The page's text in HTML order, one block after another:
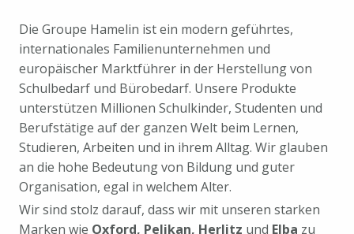
Die Groupe Hamelin ist ein modern geführtes,
internationales Familienunternehmen und
europäischer Marktführer in der Herstellung von
Schulbedarf und Bürobedarf. Unsere Produkte
unterstützen Millionen Schulkinder, Studenten und
Berufstätige auf der ganzen Welt beim Lernen,
Studieren, Arbeiten und in ihrem Alltag. Wir glauben
an die hohe Bedeutung von Bildung und guter
Organisation, egal in welchem Alter.
Wir sind stolz darauf, dass wir mit unseren starken
Marken wie Oxford, Pelikan, Herlitz und Elba zu